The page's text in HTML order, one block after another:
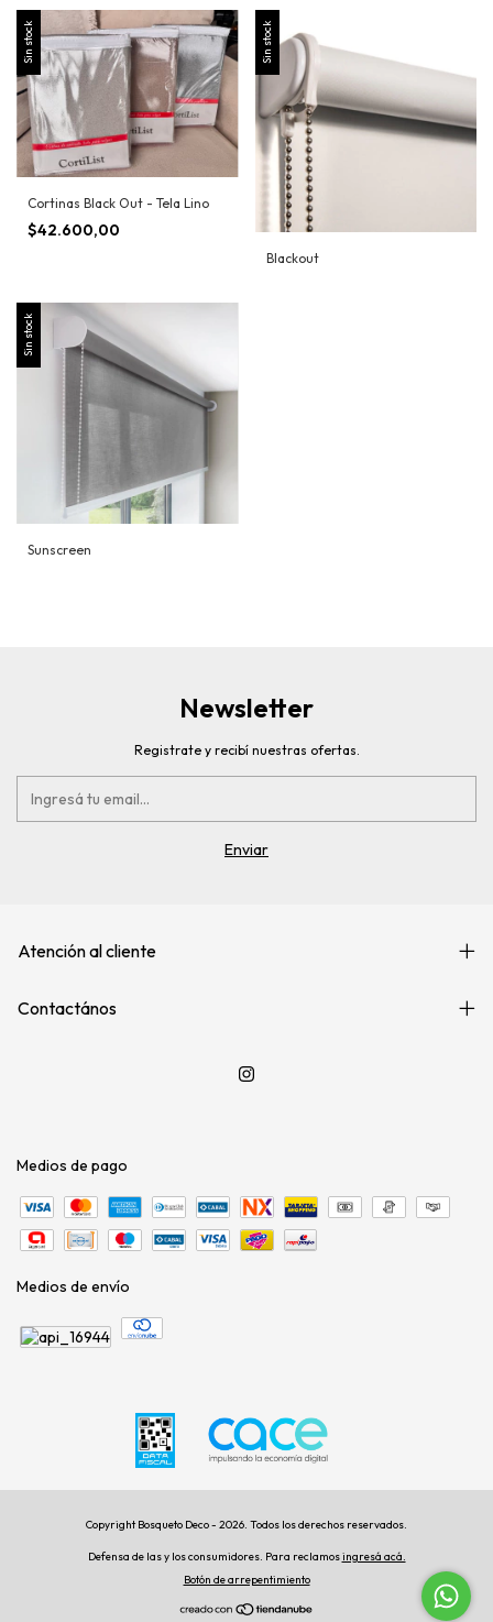
Sin stock
Cortinas Black Out - Tela Lino
$42.600,00
Sin stock
Blackout
Sin stock
Sunscreen
Newsletter
Registrate y recibí nuestras ofertas.
Atención al cliente
Contactános
Medios de pago
Medios de envío
Copyright Bosqueto Deco - 2026. Todos los derechos reservados.
Defensa de las y los consumidores. Para reclamosingresá acá.
Botón de arrepentimiento